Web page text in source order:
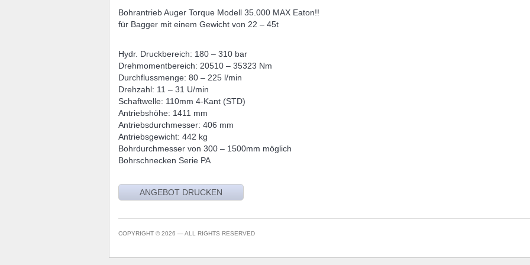
Bohrantrieb Auger Torque Modell 35.000 MAX Eaton!!
für Bagger mit einem Gewicht von 22 – 45t
Hydr. Druckbereich: 180 – 310 bar
Drehmomentbereich: 20510 – 35323 Nm
Durchflussmenge: 80 – 225 l/min
Drehzahl: 11 – 31 U/min
Schaftwelle: 110mm 4-Kant (STD)
Antriebshöhe: 1411 mm
Antriebsdurchmesser: 406 mm
Antriebsgewicht: 442 kg
Bohrdurchmesser von 300 – 1500mm möglich
Bohrschnecken Serie PA
COPYRIGHT © 2026 — ALL RIGHTS RESERVED